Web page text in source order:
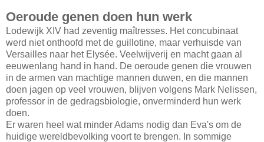
Oeroude genen doen hun werk
Lodewijk XIV had zeventig maîtresses. Het concubinaat
werd niet onthoofd met de guillotine, maar verhuisde van
Versailles naar het Elysée. Veelwijverij en macht gaan al
eeuwenlang hand in hand. De oeroude genen die vrouwen
in de armen van machtige mannen duwen, en die mannen
doen jagen op veel vrouwen, blijven volgens Mark Nelissen,
professor in de gedragsbiologie, onverminderd hun werk
doen.
Er waren heel wat minder Adams nodig dan Eva's om de
huidige wereldbevolking voort te brengen. In sommige